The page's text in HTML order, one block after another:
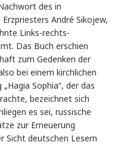
des in
André Sikojew,
Links-rechts-
Das Buch erschien
zum Gedenken der
bei einem kirchlichen
Sophia“, der das
bezeichnet sich
es sei, russische
zur Erneuerung
Sicht deutschen Lesern